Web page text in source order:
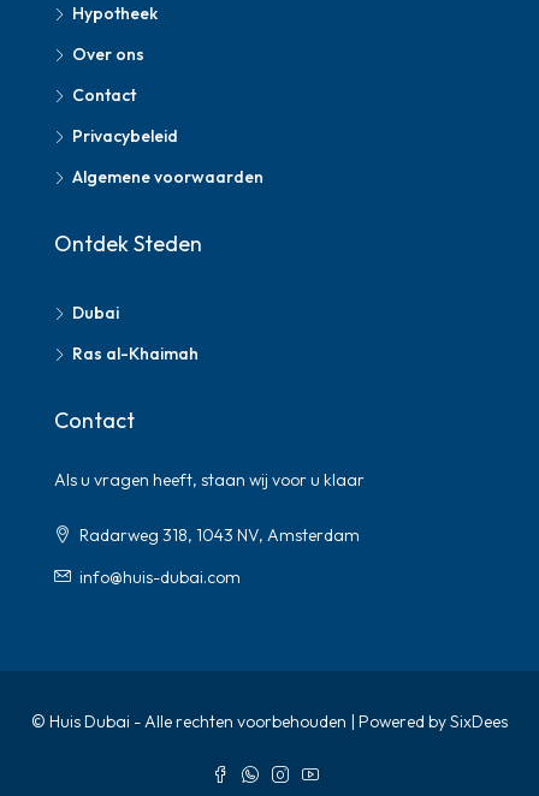
Hypotheek
Over ons
Contact
Privacybeleid
Algemene voorwaarden
Ontdek Steden
Dubai
Ras al-Khaimah
Contact
Als u vragen heeft, staan ​​wij voor u klaar
Radarweg 318, 1043 NV, Amsterdam
info@huis-dubai.com
© Huis Dubai - Alle rechten voorbehouden | Powered by SixDees